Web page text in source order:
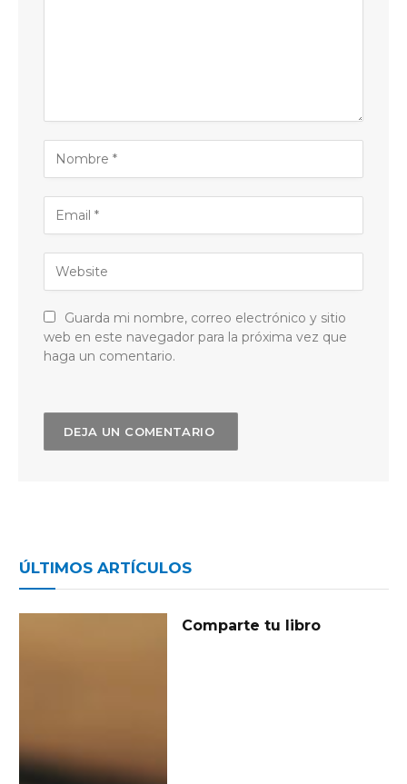
Guarda mi nombre, correo electrónico y sitio
web en este navegador para la próxima vez que
haga un comentario.
ÚLTIMOS ARTÍCULOS
Comparte tu libro